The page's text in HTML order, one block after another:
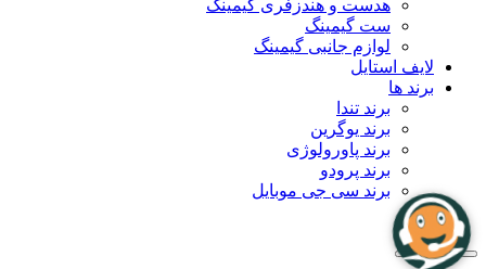
هدست و هندزفری گیمینگ
ست گیمینگ
لوازم جانبی گیمینگ
لایف استایل
برند ها
برند تندا
برند یوگرین
برند پاورولوژی
برند پرودو
برند سی جی موبایل
بلاگ